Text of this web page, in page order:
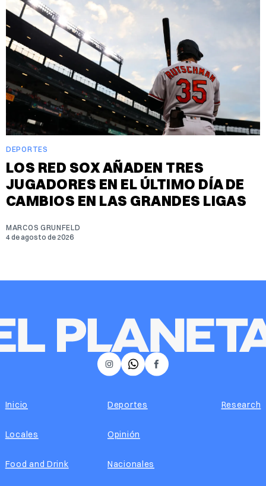
DEPORTES
LOS RED SOX AÑADEN TRES
JUGADORES EN EL ÚLTIMO DÍA DE
CAMBIOS EN LAS GRANDES LIGAS
MARCOS GRUNFELD
4 de agosto de 2026
𝕏 Facebook
Instagram
Inicio
Locales
Food and Drink
Deportes
Opinión
Nacionales
Research